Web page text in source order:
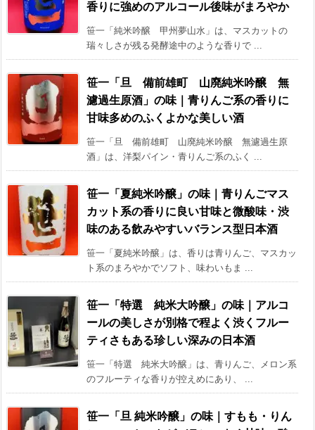
香りに強めのアルコール後味がまろやか
笹一「純米吟醸 甲州夢山水」は、マスカットの
瑞々しさが残る発酵途中のような香りで ...
笹一「旦 備前雄町 山廃純米吟醸 無
濾過生原酒」の味｜青りんご系の香りに
甘味多めのふくよかな美しい酒
笹一「旦 備前雄町 山廃純米吟醸 無濾過生原
酒」は、洋梨パイン・青りんご系のふく ...
笹一「夏純米吟醸」の味｜青りんごマス
カット系の香りに良い甘味と微酸味・渋
味のある飲みやすいバランス型日本酒
笹一「夏純米吟醸」は、香りは青りんご、マスカッ
ト系のまろやかでソフト、味わいもま ...
笹一「特選 純米大吟醸」の味｜アルコ
ールの美しさが別格で程よく渋くフルー
ティさもある珍しい深みの日本酒
笹一「特選 純米大吟醸」は、青りんご、メロン系
のフルーティな香りが控えめにあり、 ...
笹一「旦 純米吟醸」の味｜すもも・りん